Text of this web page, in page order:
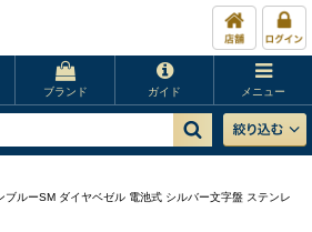
ブランド ガイド メニュー
ブルーSM ダイヤベゼル 電池式 シルバー文字盤 ステンレ